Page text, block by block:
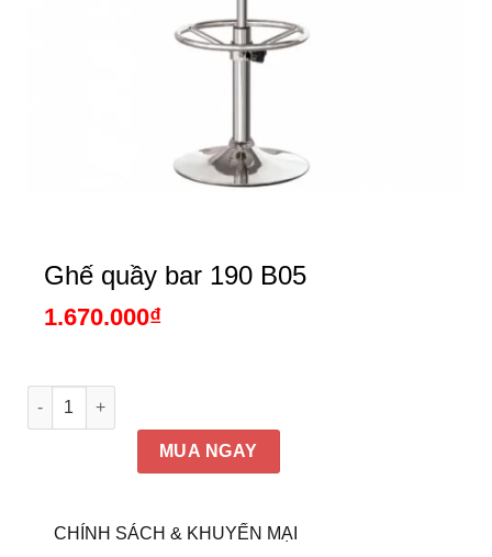
Ghế quầy bar 190 B05
1.670.000₫
Ghế quầy bar 190 B05 số lượng
MUA NGAY
CHÍNH SÁCH & KHUYẾN MẠI